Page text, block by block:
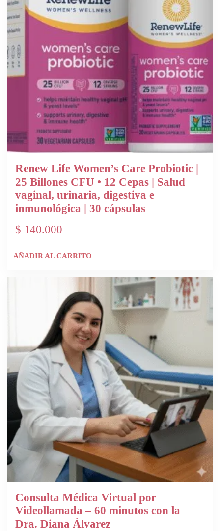
Renew Life Women’s Care Probiotic |
25 Billones CFU • 12 Cepas | Salud
vaginal, urinaria, digestiva e
inmunológica | 30 cápsulas
$ 140.000
AÑADIR AL CARRITO
Consulta Médica Virtual por
Videollamada – 60 minutos con la
Dra. Diana Álvarez